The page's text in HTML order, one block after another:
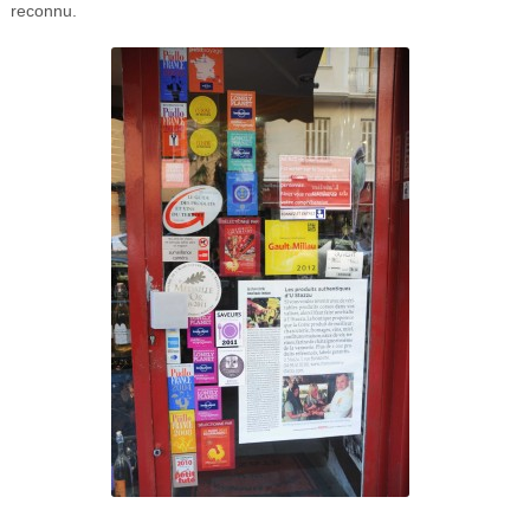
reconnu.